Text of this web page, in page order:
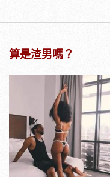
算是渣男嗎？